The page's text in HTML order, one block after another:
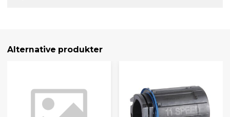
Alternative produkter